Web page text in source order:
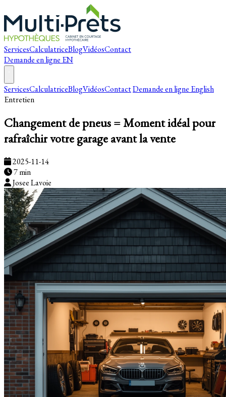
ServicesCalculatriceBlogVidéosContact
Demande en ligne EN
ServicesCalculatriceBlogVidéosContactDemande en ligne English
Entretien
Changement de pneus = Moment idéal pour
rafraîchir votre garage avant la vente
2025-11-14
7 min
Josee Lavoie